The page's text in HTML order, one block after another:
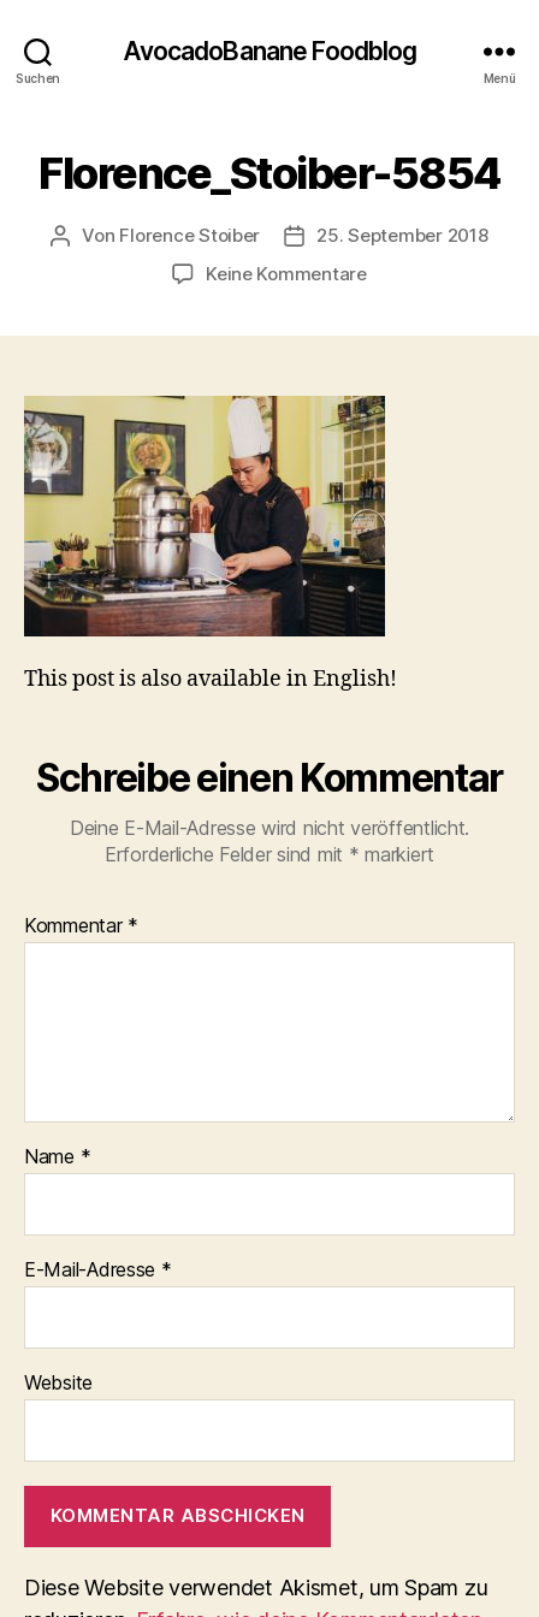
Suchen
AvocadoBanane Foodblog
Menü
Florence_Stoiber-5854
Beitragsautor
Von Florence Stoiber Veröffentlichungsdatum
25. September 2018
Keine Kommentarezu
This post is also available in English!
Schreibe einen Kommentar
Deine E-Mail-Adresse wird nicht veröffentlicht.
Erforderliche Felder sind mit * markiert
Kommentar *
Name *
E-Mail-Adresse *
Website
Diese Website verwendet Akismet, um Spam zu